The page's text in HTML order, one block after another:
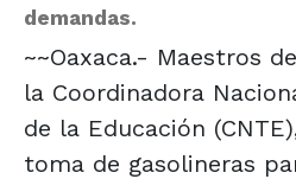
demandas.
~~Oaxaca.- Maestros
la Coordinadora
de la Educación
toma de gasolineras